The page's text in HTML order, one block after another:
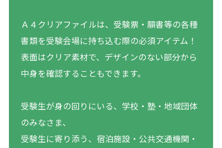
Ａ４クリアファイルは、受験票・願書等の各種
書類を受験会場に持ち込む際の必須アイテム！
表面はクリア素材で、デザインのない部分から
中身を確認することもできます。
受験生が身の回りにいる、学校・塾・地域団体
のみなさま、
受験生に寄り添う、宿泊施設・公共交通機関・